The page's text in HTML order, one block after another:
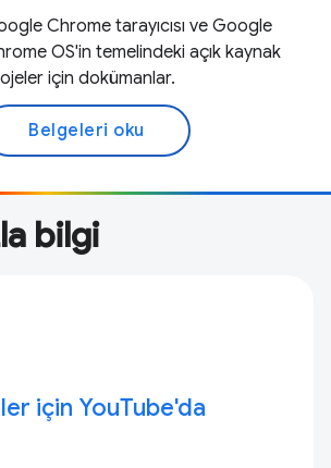
Chrome tarayıcısı ve Google
OS'in temelindeki açık kaynak
için dokümanlar.
Belgeleri oku
bilgi
için YouTube'da